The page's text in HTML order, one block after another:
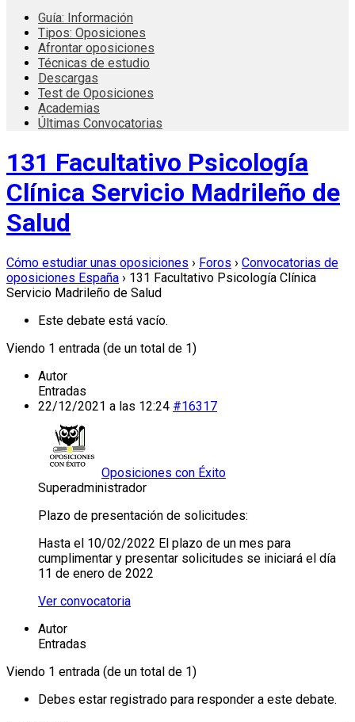
Guía: Información
Tipos: Oposiciones
Afrontar oposiciones
Técnicas de estudio
Descargas
Test de Oposiciones
Academias
Últimas Convocatorias
131 Facultativo Psicología
Clínica Servicio Madrileño de
Salud
Cómo estudiar unas oposiciones › Foros › Convocatorias de
oposiciones España › 131 Facultativo Psicología Clínica
Servicio Madrileño de Salud
Este debate está vacío.
Viendo 1 entrada (de un total de 1)
Autor
Entradas
22/12/2021 a las 12:24 #16317
Oposiciones con Éxito
Superadministrador
Plazo de presentación de solicitudes:
Hasta el 10/02/2022 El plazo de un mes para
cumplimentar y presentar solicitudes se iniciará el día
11 de enero de 2022
Ver convocatoria
Autor
Entradas
Viendo 1 entrada (de un total de 1)
Debes estar registrado para responder a este debate.